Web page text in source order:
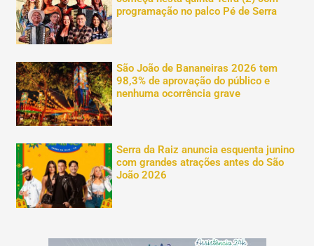
programação no palco Pé de Serra
São João de Bananeiras 2026 tem
98,3% de aprovação do público e
nenhuma ocorrência grave
Serra da Raiz anuncia esquenta junino
com grandes atrações antes do São
João 2026